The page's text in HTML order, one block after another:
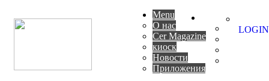
Menu
О нас
Cer Magazine
киоск
Новости
Приложения
LOGIN